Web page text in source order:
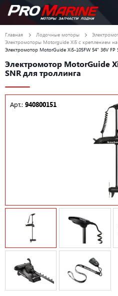
Главная Лодочные моторы
Электромоторы Motorguide Xi5 с креплением
Электромотор MotorGuide Xi5-105FW 54" 36V FP
Электромотор MotorGuide
SNR для троллинга
Арт.: 940800151